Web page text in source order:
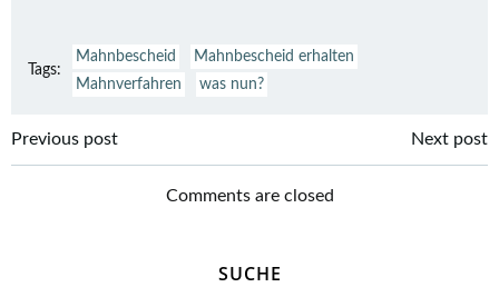
Tags:
Mahnbescheid
Mahnbescheid erhalten
Mahnverfahren
was nun?
Beitragsnavigation
Previous post Next post
Comments are closed
SUCHE